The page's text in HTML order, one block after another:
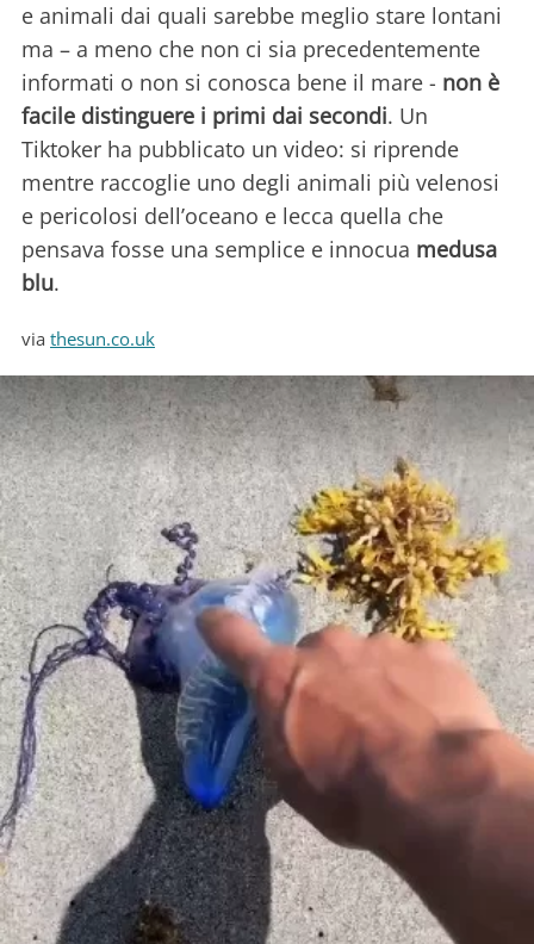
e animali dai quali sarebbe meglio stare lontani
ma – a meno che non ci sia precedentemente
informati o non si conosca bene il mare - non è
facile distinguere i primi dai secondi. Un
Tiktoker ha pubblicato un video: si riprende
mentre raccoglie uno degli animali più velenosi
e pericolosi dell’oceano e lecca quella che
pensava fosse una semplice e innocua medusa
blu.
via thesun.co.uk